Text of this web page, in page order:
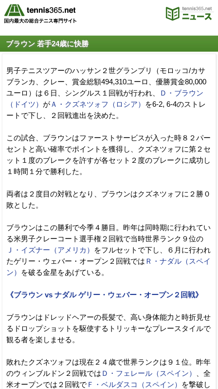
ブラウン 若手24歳に快勝
男子テニスツアーのハッサン２世グランプリ（モロッコ/カサ
ブランカ、クレー、賞金総額494,310ユーロ、優勝賞金80,000
ユーロ）は６日、シングルス１回戦が行われ、
Ｄ・ブラウン
（ドイツ） がＡ・クズネツォフ（ロシア）
を6-2, 6-4のストレ
ートで下し、２回戦進出を決めた。
この試合、ブラウンはファーストサービスが入った時８２パー
セントと高い確率でポイントを獲得し、クズネツォフに第２セ
ット１度のブレークを許すが各セット２度のブレークに成功し
１時間１分で勝利した。
両者は２度目の対戦となり、ブラウンはクズネツォフに２勝０
敗とした。
ブラウンはこの勝利で今季４勝目。昨年は同時期に行われてい
る米男子クレーコート選手権２回戦で当時世界ランク９位の
Ｊ・イズナー（アメリカ）
をフルセットで下し、６月に行われ
たゲリー・ウェバー・オープン２回戦では Ｒ・ナダル（スペイ
ン）
を破る金星をあげている。
《ブラウン vs ナダル ゲリー・ウェバー・オープン２回戦》
ブラウンはドレッドヘアーの長髪で、高い身体能力と時折見せ
るドロップショットを駆使するトリッキーなプレースタイルで
観る者を楽しませる。
敗れたクズネツォフは現在２４歳で世界ランクは９１位。昨年
のウィンブルドン２回戦では Ｄ・フェレール（スペイン）
、全
米オープンでは２回戦で Ｆ・ベルダスコ（スペイン）
を撃破し